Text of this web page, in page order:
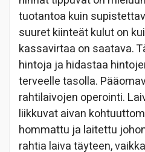
tuotantoa kuin
suuret kiinteät kulut on
kassavirtaa on saatava.
hintoja ja hidastaa
terveelle tasolla.
rahtilaivojen operointi.
liikkuvat aivan
hommattu ja laitettu
rahtia laiva täyteen,